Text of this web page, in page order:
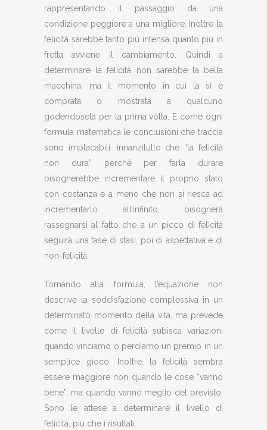
rappresentando il passaggio da una
condizione peggiore a una migliore. Inoltre la
felicità sarebbe tanto più intensa quanto più in
fretta avviene il cambiamento. Quindi a
determinare la felicità non sarebbe la bella
macchina, ma il momento in cui la si è
comprata o mostrata a qualcuno
godendosela per la prima volta. E come ogni
formula matematica le conclusioni che traccia
sono implacabili: innanzitutto che “la felicità
non dura” perché per farla durare
bisognerebbe incrementare il proprio stato
con costanza e a meno che non si riesca ad
incrementarlo all’infinito, bisognerà
rassegnarsi al fatto che a un picco di felicità
seguirà una fase di stasi, poi di aspettativa e di
non-felicità.
Tornando alla formula, l’equazione non
descrive la soddisfazione complessiva in un
determinato momento della vita, ma prevede
come il livello di felicità subisca variazioni
quando vinciamo o perdiamo un premio in un
semplice gioco. Inoltre, la felicità sembra
essere maggiore non quando le cose “vanno
bene”, ma quando vanno meglio del previsto.
Sono le attese a determinare il livello di
felicità, più che i risultati.